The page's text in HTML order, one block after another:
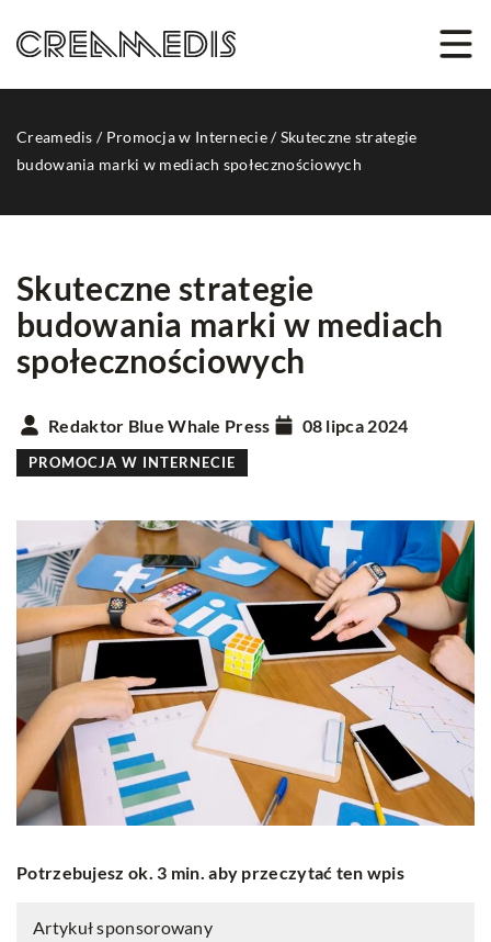
Creamedis / Promocja w Internecie/Skuteczne strategie
budowania marki w mediach społecznościowych
Skuteczne strategie
budowania marki w mediach
społecznościowych
Redaktor Blue Whale Press 08 lipca 2024
PROMOCJA W INTERNECIE
Potrzebujesz ok. 3 min. aby przeczytać ten wpis
Artykuł sponsorowany